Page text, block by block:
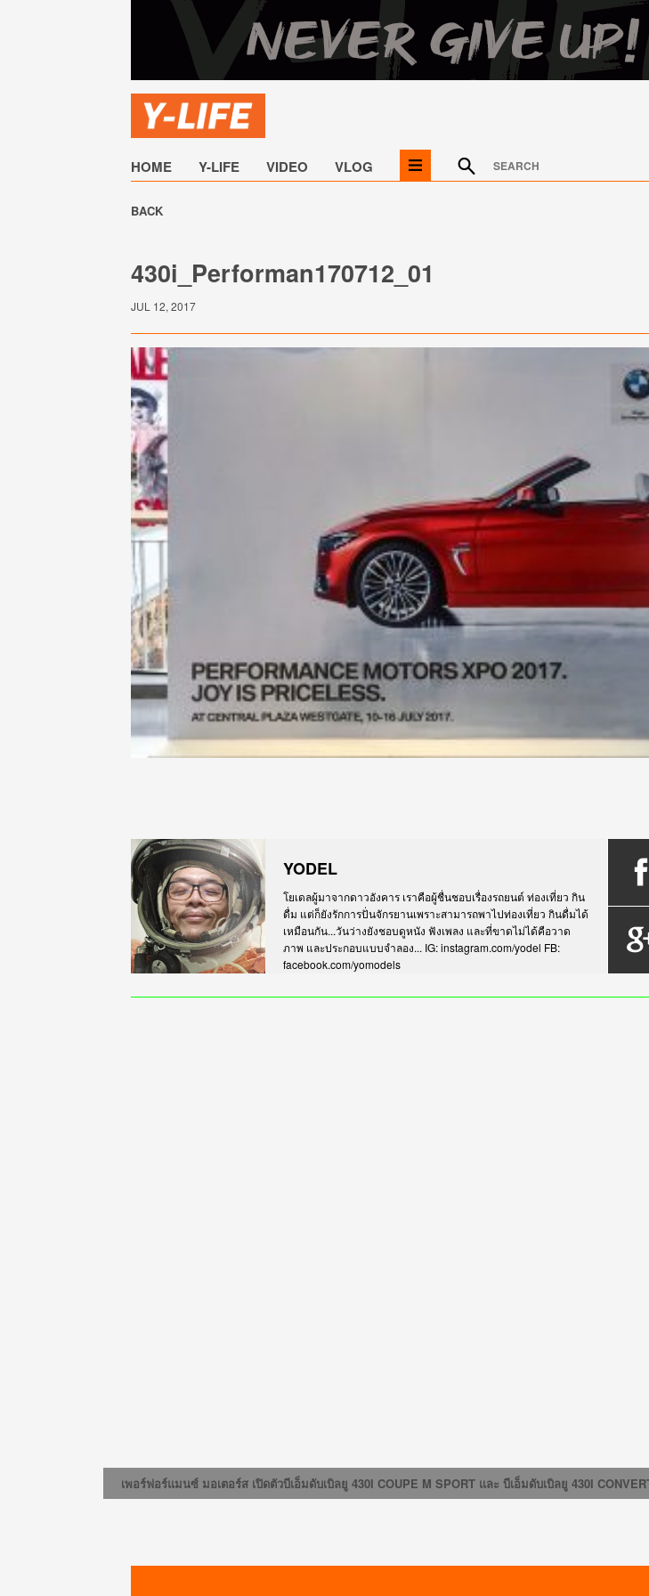
HOME Y-LIFE VIDEO VLOG
BACK
430i_Performan170712_01
JUL 12, 2017
YODEL
โยเดลผู้มาจากดาวอังคาร เราคือผู้ชื่นชอบเรื่องรถยนต์ ท่องเที่ยว กิน
ดื่ม แต่ก็ยังรักการปั่นจักรยานเพราะสามารถพาไปท่องเที่ยว กินดื่มได้
เหมือนกัน...วันว่างยังชอบดูหนัง ฟังเพลง และที่ขาดไม่ได้คือวาด
ภาพ และประกอบแบบจำลอง... IG: instagram.com/yodel FB:
facebook.com/yomodels
เพอร์ฟอร์แมนซ์ มอเตอร์ส เปิดตัวบีเอ็มดับเบิลยู 430I COUPE M SPORT และ บีเอ็มดับเบิลยู 430I